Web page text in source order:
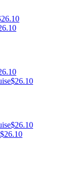
26.10
$26.10
$26.10
$26.10